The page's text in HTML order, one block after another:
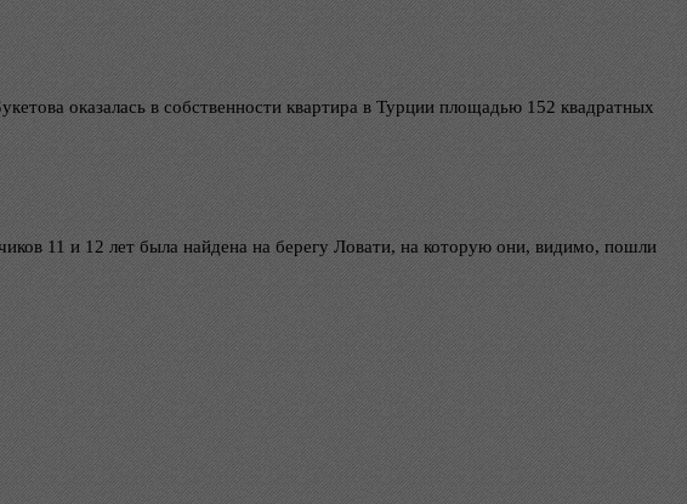
оказалась в собственности квартира в Турции площадью 152 квадратных
11 и 12 лет была найдена на берегу Ловати, на которую они, видимо, пошли